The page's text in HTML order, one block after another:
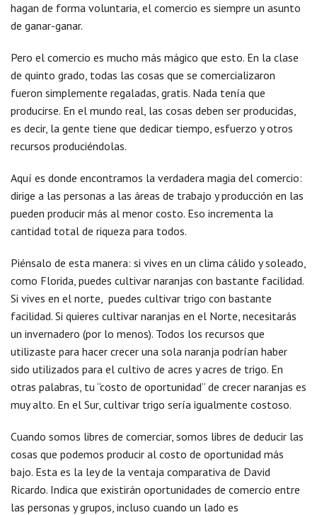
hagan de forma voluntaria, el comercio es siempre un asunto
de ganar-ganar.
Pero el comercio es mucho más mágico que esto. En la clase
de quinto grado, todas las cosas que se comercializaron
fueron simplemente regaladas, gratis. Nada tenía que
producirse. En el mundo real, las cosas deben ser producidas,
es decir, la gente tiene que dedicar tiempo, esfuerzo y otros
recursos produciéndolas.
Aquí es donde encontramos la verdadera magia del comercio:
dirige a las personas a las áreas de trabajo y producción en las
pueden producir más al menor costo. Eso incrementa la
cantidad total de riqueza para todos.
Piénsalo de esta manera: si vives en un clima cálido y soleado,
como Florida, puedes cultivar naranjas con bastante facilidad.
Si vives en el norte, puedes cultivar trigo con bastante
facilidad. Si quieres cultivar naranjas en el Norte, necesitarás
un invernadero (por lo menos). Todos los recursos que
utilizaste para hacer crecer una sola naranja podrían haber
sido utilizados para el cultivo de acres y acres de trigo. En
otras palabras, tu “costo de oportunidad” de crecer naranjas es
muy alto. En el Sur, cultivar trigo sería igualmente costoso.
Cuando somos libres de comerciar, somos libres de deducir las
cosas que podemos producir al costo de oportunidad más
bajo. Esta es la ley de la ventaja comparativa de David
Ricardo. Indica que existirán oportunidades de comercio entre
las personas y grupos, incluso cuando un lado es